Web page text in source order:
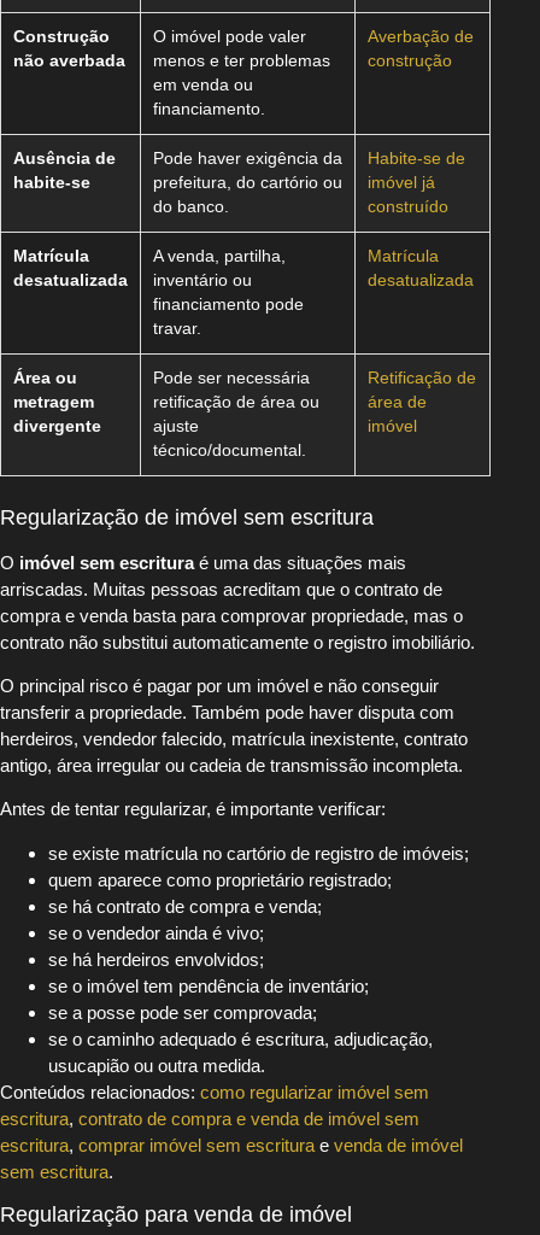
Construção
não averbada
O imóvel pode valer
menos e ter problemas
em venda ou
financiamento.
Averbação de
construção
Ausência de
habite-se
Pode haver exigência da
prefeitura, do cartório ou
do banco.
Habite-se de
imóvel já
construído
Matrícula
desatualizada
A venda, partilha,
inventário ou
financiamento pode
travar.
Matrícula
desatualizada
Área ou
metragem
divergente
Pode ser necessária
retificação de área ou
ajuste
técnico/documental.
Retificação de
área de
imóvel
Regularização de imóvel sem escritura
O imóvel sem escrituraé uma das situações mais
arriscadas. Muitas pessoas acreditam que o contrato de
compra e venda basta para comprovar propriedade, mas o
contrato não substitui automaticamente o registro imobiliário.
O principal risco é pagar por um imóvel e não conseguir
transferir a propriedade. Também pode haver disputa com
herdeiros, vendedor falecido, matrícula inexistente, contrato
antigo, área irregular ou cadeia de transmissão incompleta.
Antes de tentar regularizar, é importante verificar:
se existe matrícula no cartório de registro de imóveis;
quem aparece como proprietário registrado;
se há contrato de compra e venda;
se o vendedor ainda é vivo;
se há herdeiros envolvidos;
se o imóvel tem pendência de inventário;
se a posse pode ser comprovada;
se o caminho adequado é escritura, adjudicação,
usucapião ou outra medida.
Conteúdos relacionados: como regularizar imóvel sem
escritura, contrato de compra e venda de imóvel sem
escritura, comprar imóvel sem escritura e venda de imóvel
sem escritura.
Regularização para venda de imóvel